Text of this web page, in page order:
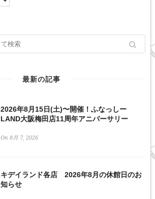
最新の記事
2026年8月15日(土)〜開催！ふなっしー
LAND大阪梅田店11周年アニバーサリー
On 8月 7, 2026
キデイランド各店 2026年8月の休館日のお
知らせ